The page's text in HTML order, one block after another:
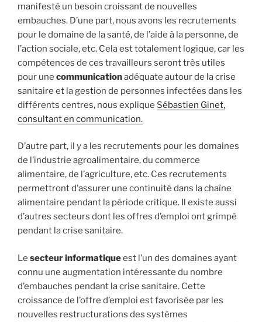
manifesté un besoin croissant de nouvelles
embauches. D’une part, nous avons les recrutements
pour le domaine de la santé, de l’aide à la personne, de
l’action sociale, etc. Cela est totalement logique, car les
compétences de ces travailleurs seront très utiles
pour une communicationadéquate autour de la crise
sanitaire et la gestion de personnes infectées dans les
différents centres, nous explique Sébastien Ginet,
consultant en communication.
D’autre part, il y a les recrutements pour les domaines
de l’industrie agroalimentaire, du commerce
alimentaire, de l’agriculture, etc. Ces recrutements
permettront d’assurer une continuité dans la chaîne
alimentaire pendant la période critique. Il existe aussi
d’autres secteurs dont les offres d’emploi ont grimpé
pendant la crise sanitaire.
Le secteur informatiqueest l’un des domaines ayant
connu une augmentation intéressante du nombre
d’embauches pendant la crise sanitaire. Cette
croissance de l’offre d’emploi est favorisée par les
nouvelles restructurations des systèmes